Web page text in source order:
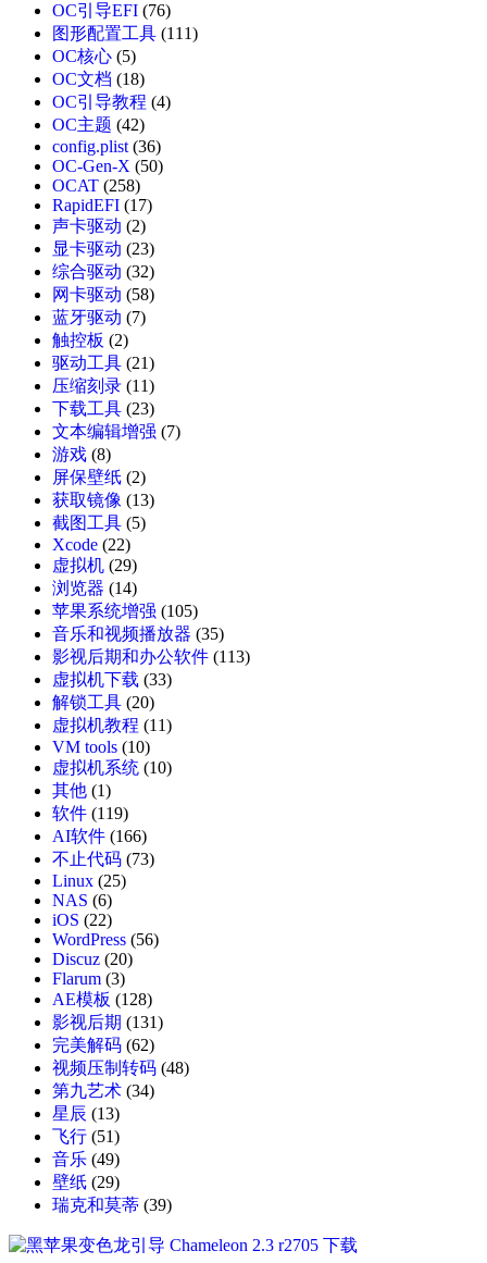
OC引导EFI (76)
图形配置工具 (111)
OC核心 (5)
OC文档 (18)
OC引导教程 (4)
OC主题 (42)
config.plist(36)
OC-Gen-X (50)
OCAT (258)
RapidEFI (17)
声卡驱动 (2)
显卡驱动 (23)
综合驱动 (32)
网卡驱动 (58)
蓝牙驱动 (7)
触控板 (2)
驱动工具 (21)
压缩刻录 (11)
下载工具 (23)
文本编辑增强 (7)
游戏 (8)
屏保壁纸 (2)
获取镜像 (13)
截图工具 (5)
Xcode (22)
虚拟机 (29)
浏览器 (14)
苹果系统增强 (105)
音乐和视频播放器 (35)
影视后期和办公软件 (113)
虚拟机下载 (33)
解锁工具 (20)
虚拟机教程 (11)
VM tools (10)
虚拟机系统 (10)
其他 (1)
软件 (119)
AI软件 (166)
不止代码 (73)
Linux (25)
NAS (6)
iOS (22)
WordPress (56)
Discuz (20)
Flarum (3)
AE模板 (128)
影视后期 (131)
完美解码 (62)
视频压制转码 (48)
第九艺术 (34)
星辰 (13)
飞行 (51)
音乐 (49)
壁纸 (29)
瑞克和莫蒂 (39)